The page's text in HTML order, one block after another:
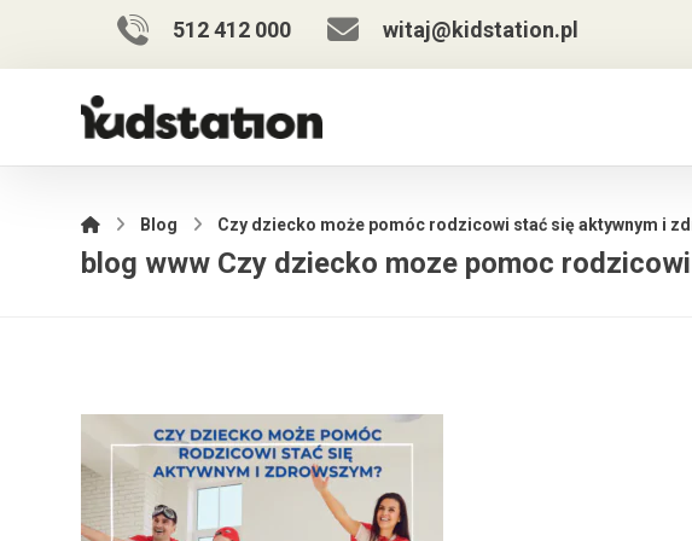
512 412 000 witaj@kidstation.pl
Blog Czy dziecko może pomóc rodzicowi stać się aktywnym i
blog www Czy dziecko moze pomoc rodzicowi